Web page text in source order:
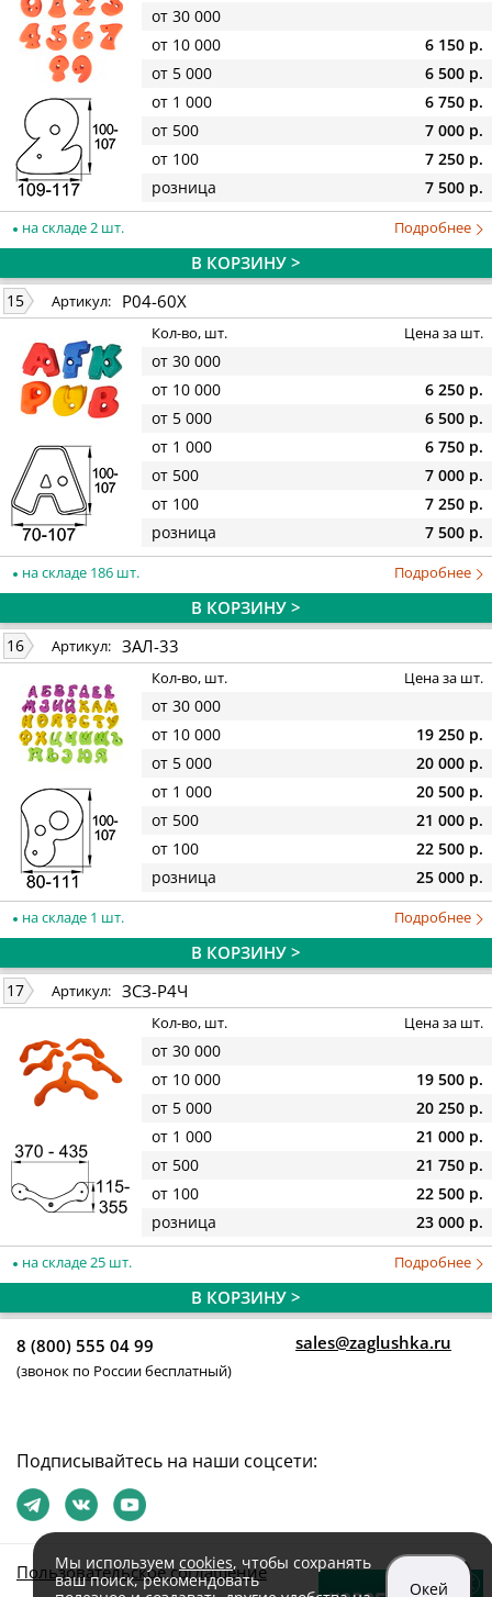
от 30 000
от 10 000
6 150 р.
от 5 000
6 500 р.
от 1 000
6 750 р.
от 500
7 000 р.
от 100
7 250 р.
розница
7 500 р.
на складе 2 шт. Подробнее
В КОРЗИНУ >
15 Артикул: P04-60X
Кол-во, шт. Цена за шт.
от 30 000
от 10 000
6 250 р.
от 5 000
6 500 р.
от 1 000
6 750 р.
от 500
7 000 р.
от 100
7 250 р.
розница
7 500 р.
на складе 186 шт. Подробнее
В КОРЗИНУ >
16 Артикул: ЗАЛ-33
Кол-во, шт. Цена за шт.
от 30 000
от 10 000
19 250 р.
от 5 000
20 000 р.
от 1 000
20 500 р.
от 500
21 000 р.
от 100
22 500 р.
розница
25 000 р.
на складе 1 шт. Подробнее
В КОРЗИНУ >
17 Артикул: ЗСЗ-Р4Ч
Кол-во, шт. Цена за шт.
от 30 000
от 10 000
19 500 р.
от 5 000
20 250 р.
от 1 000
21 000 р.
от 500
21 750 р.
от 100
22 500 р.
розница
23 000 р.
на складе 25 шт. Подробнее
В КОРЗИНУ >
8 (800) 555 04 99
(звонок по России бесплатный)
sales@zaglushka.ru
Пользовательское соглашение
Подписывайтесь на наши соцсети:
Мы используем cookies, чтобы сохранять
ваш поиск, рекомендовать
Окей